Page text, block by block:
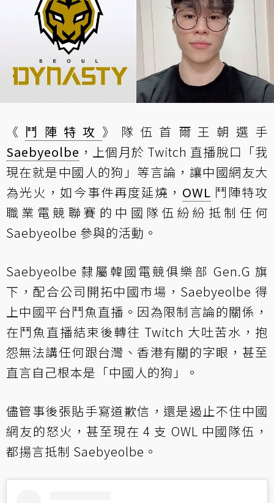
《 鬥陣特攻 》隊伍首爾王朝選手
Saebyeolbe ， 上個月於 Twitch 直播脫口「我
現在就是中國人的狗」等言論，讓中國網友大
為光火，如今事件再度延燒， OWL 鬥陣特攻
職業電競聯賽的中國隊伍紛紛抵制任何
Saebyeolbe 參與的活動。
Saebyeolbe 隸屬韓國電競俱樂部 Gen.G 旗
下，配合公司開拓中國市場，Saebyeolbe 得
上中國平台鬥魚直播。因為限制言論的關係，
在鬥魚直播結束後轉往 Twitch 大吐苦水，抱
怨無法講任何跟台灣、香港有關的字眼，甚至
直言自己根本是「中國人的狗」。
儘管事後張貼手寫道歉信，還是遏止不住中國
網友的怒火，甚至現在 4 支 OWL 中國隊伍，
都揚言抵制 Saebyeolbe。